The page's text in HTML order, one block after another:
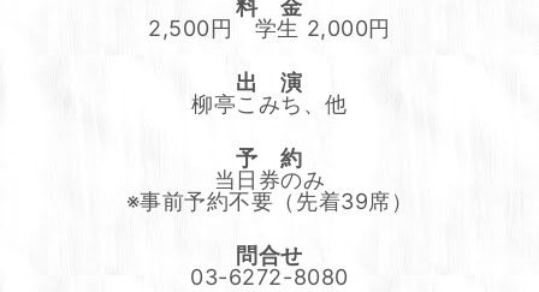
料 金
2,500円 学生 2,000円
出 演
柳亭こみち、他
予 約
当日券のみ
※事前予約不要（先着39席）
問合せ
03-6272-8080